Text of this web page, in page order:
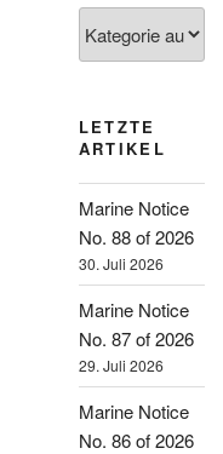
LETZTE
ARTIKEL
Marine Notice
No. 88 of 2026
30. Juli 2026
Marine Notice
No. 87 of 2026
29. Juli 2026
Marine Notice
No. 86 of 2026